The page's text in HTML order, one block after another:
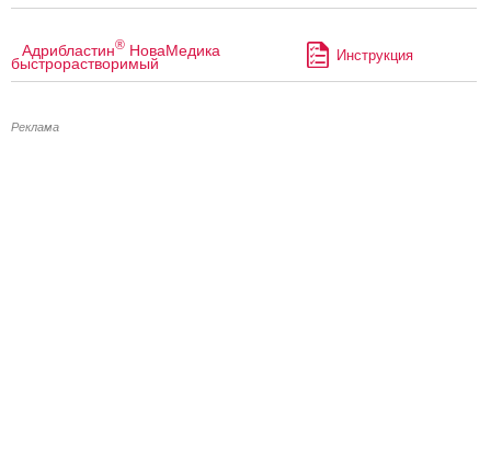
Адрибластин® НоваМедика
быстрорастворимый Инструкция
Реклама